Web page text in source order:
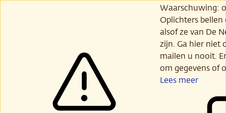
Waarschuwing:
Oplichters
alsof ze van De
zijn. Ga hier niet
mailen u nooit.
om gegevens of
Lees meer